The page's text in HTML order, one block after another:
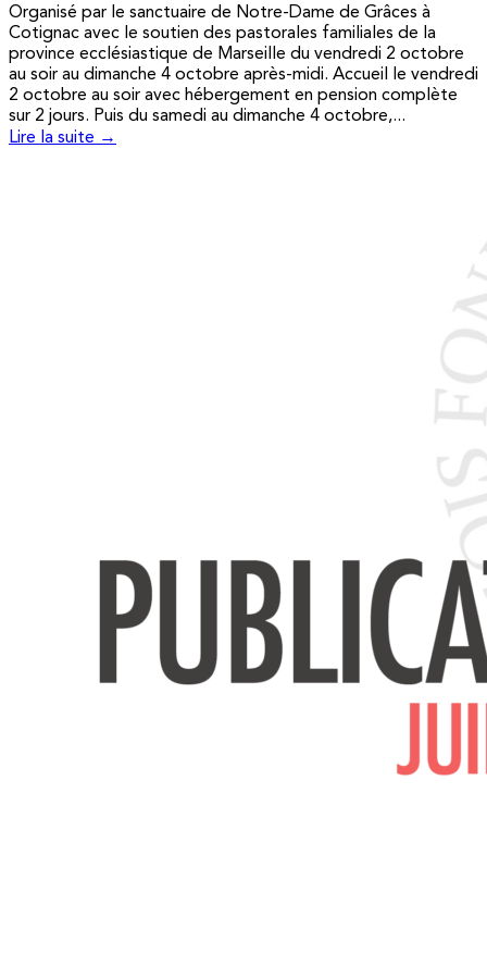
Organisé par le sanctuaire de Notre-Dame de Grâces à
Cotignac avec le soutien des pastorales familiales de la
province ecclésiastique de Marseille du vendredi 2 octobre
au soir au dimanche 4 octobre après-midi. Accueil le vendredi
2 octobre au soir avec hébergement en pension complète
sur 2 jours. Puis du samedi au dimanche 4 octobre,...
Lire la suite →